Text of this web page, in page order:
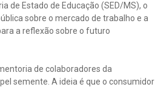
de Estado de Educação (SED/MS), o
sobre o mercado de trabalho e a
a reflexão sobre o futuro
de colaboradores da
semente. A ideia é que o consumidor